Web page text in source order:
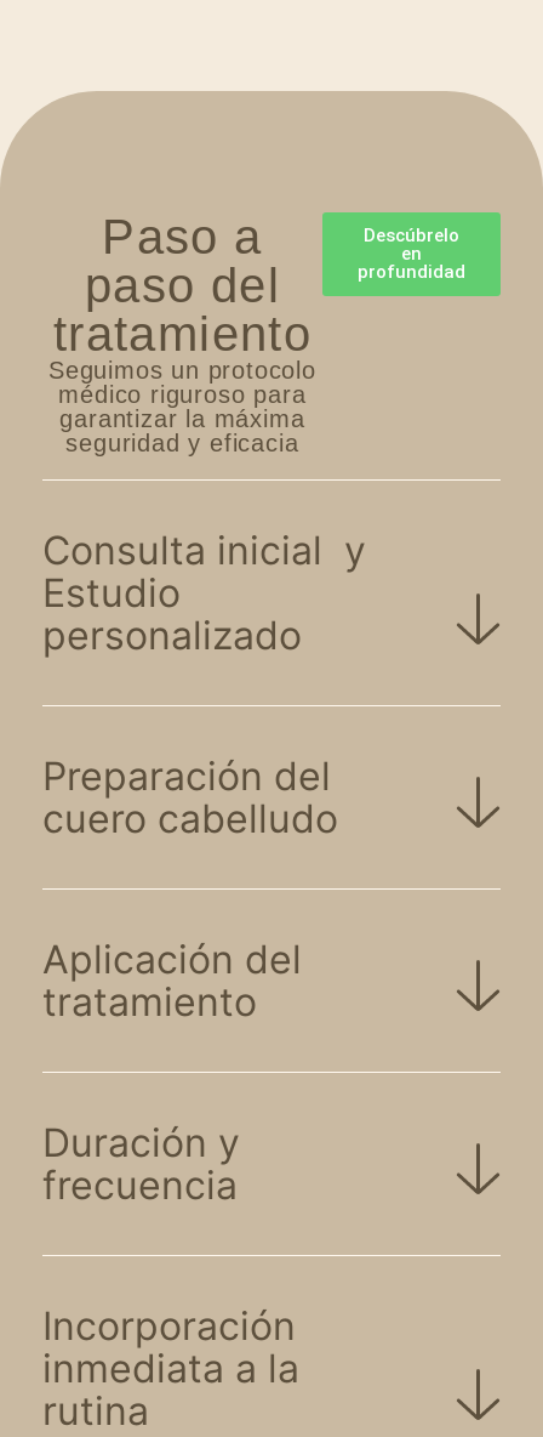
Paso a
paso del
tratamiento
Seguimos un protocolo
médico riguroso para
garantizar la máxima
seguridad y eficacia
Descúbrelo
en
profundidad
Consulta inicial y
Estudio
personalizado
Preparación del
cuero cabelludo
Aplicación del
tratamiento
Duración y
frecuencia
Incorporación
inmediata a la
rutina